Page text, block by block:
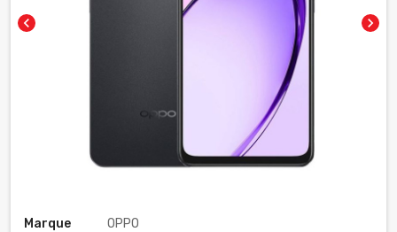
chevron_left chevron_right
Marque
OPPO